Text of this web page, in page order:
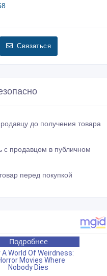
Связаться
до получения товара
с продавцом в публичном
перед покупкой